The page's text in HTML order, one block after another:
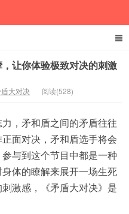
让你体验极致对决的刺激
大对决 阅读(528)
，矛和盾之间的矛盾往往
面对决，矛和盾选手将会
与到这个节目中都是一种
体的瞭解来展开一场生死
激感，《矛盾大对决》是